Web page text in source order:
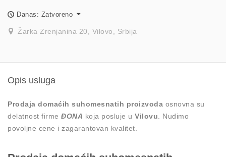
Danas: Zatvoreno
Žarka Zrenjanina 20, Vilovo, Srbija
Opis usluga
Prodaja domaćih suhomesnatih proizvoda osnovna su
delatnost firme ĐONA koja posluje u Vilovu . Nudimo
povoljne cene i zagarantovan kvalitet.